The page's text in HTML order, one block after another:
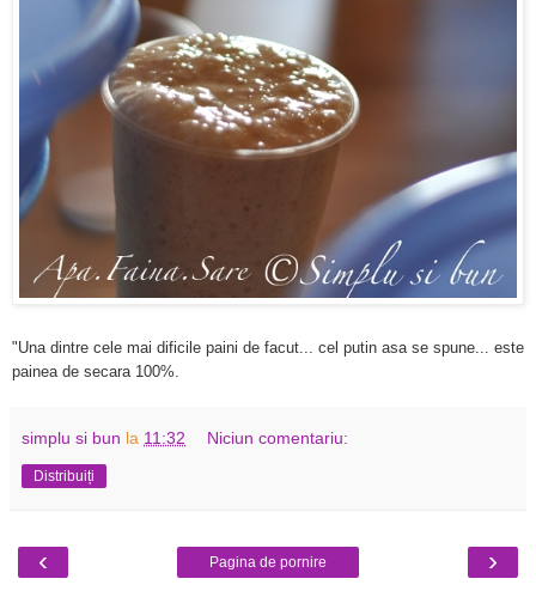
"Una dintre cele mai dificile paini de facut... cel putin asa se spune... este
painea de secara 100%.
simplu si bun la 11:32 Niciun comentariu:
Distribuiți
‹ ›
Pagina de pornire